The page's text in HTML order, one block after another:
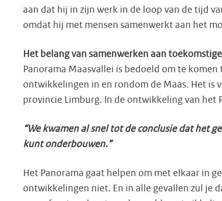
aan dat hij in zijn werk in de loop van de tijd
omdat hij met mensen samenwerkt aan het
Het belang van samenwerken aan
Panorama Maasvallei is bedoeld om te
ontwikkelingen in en rondom de Maas. Het is
provincie Limburg. In de ontwikkeling van het
“We kwamen al snel tot de conclusie dat het
kunt onderbouwen.”
Het Panorama gaat helpen om met elkaar in
ontwikkelingen niet. En in alle gevallen zul je